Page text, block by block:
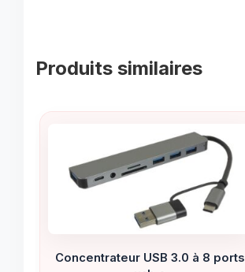
Produits similaires
Concentrateur USB 3.0 à 8 ports